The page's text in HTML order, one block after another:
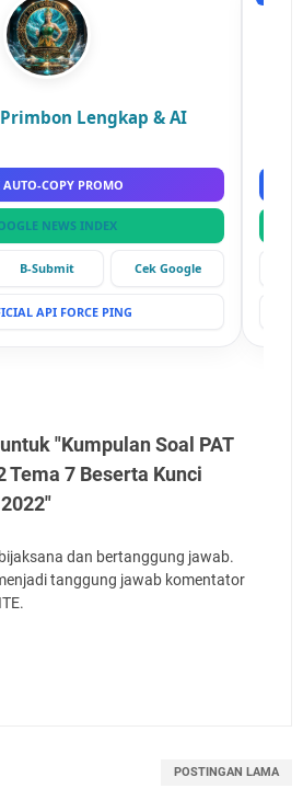
Lengkap & AI
COPY PROMO
NEWS INDEX
B-Submit Cek Google
API FORCE PING
"Kumpulan Soal PAT
Tema 7 Beserta Kunci
dan bertanggung jawab.
tanggung jawab komentator
POSTINGAN LAMA